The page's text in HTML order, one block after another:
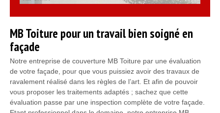
MB Toiture pour un travail bien soigné en
façade
Notre entreprise de couverture MB Toiture par une évaluation
de votre façade, pour que vous puissiez avoir des travaux de
ravalement réalisé dans les règles de l’art. Et afin de pouvoir
vous proposer les traitements adaptés ; sachez que cette
évaluation passe par une inspection complète de votre façade.